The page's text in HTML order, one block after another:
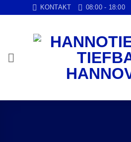
KONTAKT 08:00 - 18:00